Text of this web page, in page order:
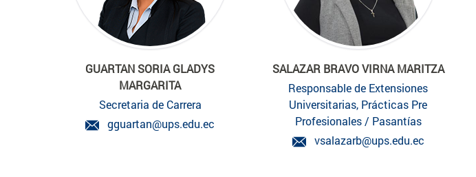
GUARTAN SORIA GLADYS
MARGARITA
Secretaria de Carrera
gguartan@ups.edu.ec
SALAZAR BRAVO VIRNA MARITZA
Responsable de Extensiones
Universitarias, Prácticas Pre
Profesionales / Pasantías
vsalazarb@ups.edu.ec